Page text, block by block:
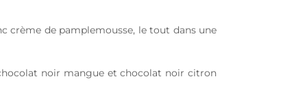
crème de pamplemousse, le tout dans une
noir mangue et chocolat noir citron